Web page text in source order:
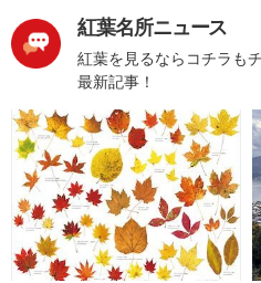
紅葉名所ニュース
紅葉を見るならコチラも
最新記事！